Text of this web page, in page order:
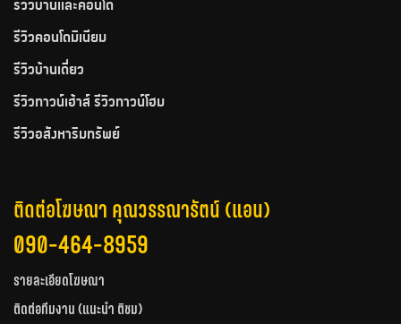
รีวิวบ้านและคอนโด
รีวิวคอนโดมิเนียม
รีวิวบ้านเดี่ยว
รีวิวทาวน์เฮ้าส์ รีวิวทาวน์โฮม
รีวิวอสังหาริมทรัพย์
ติดต่อโฆษณา คุณวรรณารัตน์ (แอน)
090-464-8959
รายละเอียดโฆษณา
ติดต่อทีมงาน (แนะนำ ติชม)